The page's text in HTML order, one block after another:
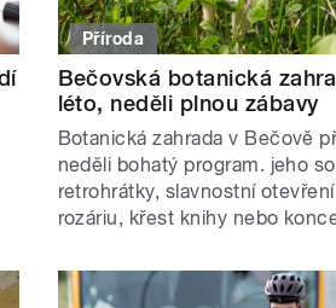
Příroda
Bečovská botanická
léto, neděli plnou zábavy
Botanická zahrada v Bečově
neděli bohatý program. jeho
retrohrátky, slavnostní
rozáriu, křest knihy nebo